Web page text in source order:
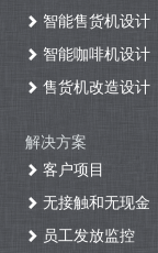
智能售货机设计
智能咖啡机设计
售货机改造设计
解决方案
客户项目
无接触和无现金
员工发放监控